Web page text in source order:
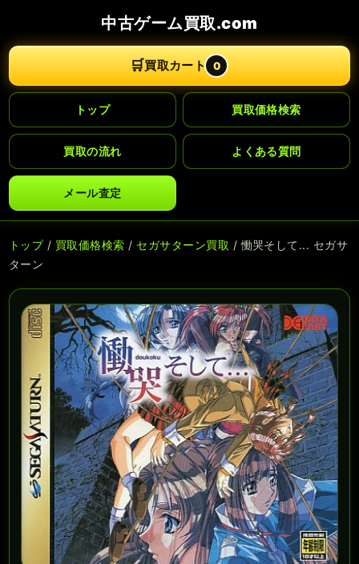
中古ゲーム買取.com
🛒買取カート 0
トップ 買取価格検索
買取の流れ よくある質問
メール査定
トップ/ 買取価格検索 / セガサターン買取 / 慟哭そして... セガサ
ターン